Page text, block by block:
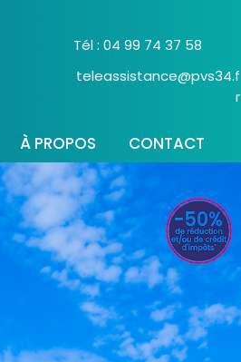
Tél : 04 99 74 37 58
teleassistance@pvs34.f
r
À PROPOS CONTACT